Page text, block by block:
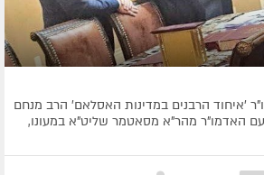
'איחוד הרבנים במדינות האסלאם' הרב מנחם
האדמו"ר מהר"א מסאטמר שליט"א במעונו,